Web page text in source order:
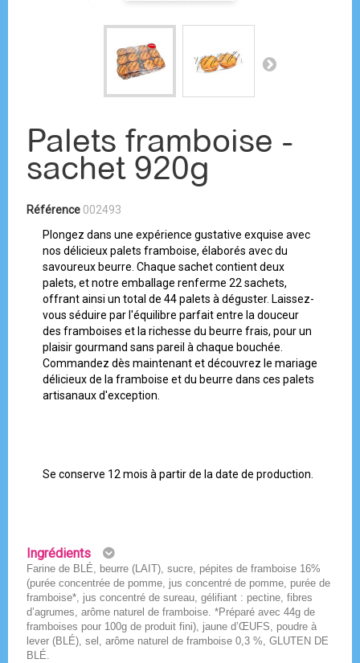
Palets framboise -
sachet 920g
Référence 002493
Plongez dans une expérience gustative exquise avec
nos délicieux palets framboise, élaborés avec du
savoureux beurre. Chaque sachet contient deux
palets, et notre emballage renferme 22 sachets,
offrant ainsi un total de 44 palets à déguster. Laissez-
vous séduire par l'équilibre parfait entre la douceur
des framboises et la richesse du beurre frais, pour un
plaisir gourmand sans pareil à chaque bouchée.
Commandez dès maintenant et découvrez le mariage
délicieux de la framboise et du beurre dans ces palets
artisanaux d'exception.
Se conserve 12 mois à partir de la date de production.
Ingrédients
Farine de BLÉ, beurre (LAIT), sucre, pépites de framboise 16%
(purée concentrée de pomme, jus concentré de pomme, purée de
framboise*, jus concentré de sureau, gélifiant : pectine, fibres
d’agrumes, arôme naturel de framboise. *Préparé avec 44g de
framboises pour 100g de produit fini), jaune d’ŒUFS, poudre à
lever (BLÉ), sel, arôme naturel de framboise 0,3 %, GLUTEN DE
BLÉ.